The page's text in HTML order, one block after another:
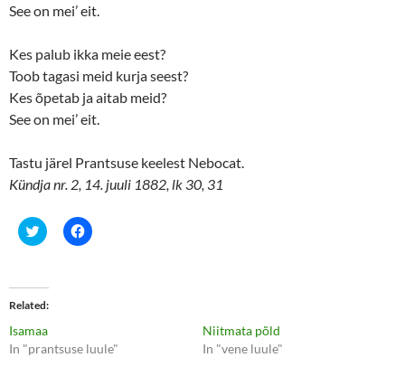
See on mei’ eit.
Kes palub ikka meie eest?
Toob tagasi meid kurja seest?
Kes õpetab ja aitab meid?
See on mei’ eit.
Tastu järel Prantsuse keelest Nebocat.
Kündja nr. 2, 14. juuli 1882, lk 30, 31
C
l
t
o
s
a
r
e
C
l
r
e
Related
Isamaa
In "prantsuse luule"
Niitmata põld
In "vene luule"